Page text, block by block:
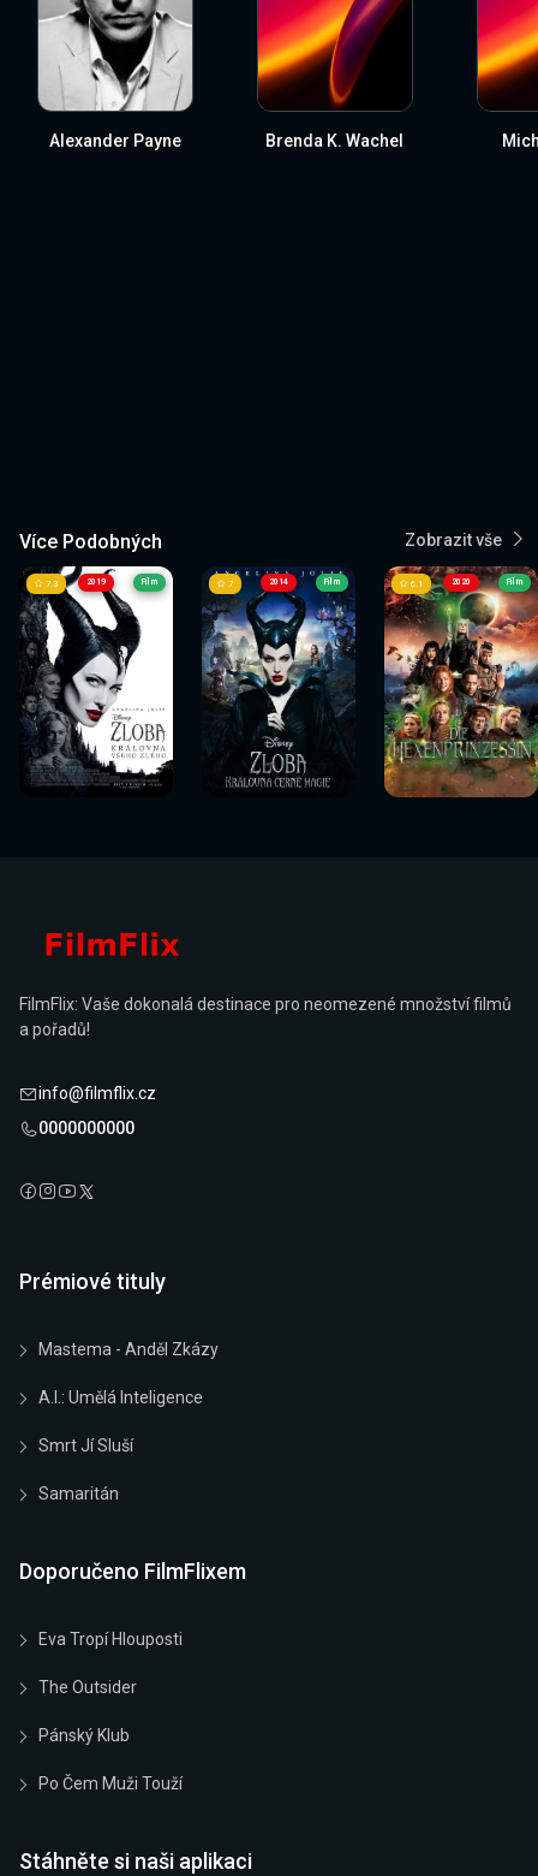
Alexander Payne Brenda K. Wachel
Více Podobných Zobrazit vše
2019
Sledovat
nyní
7.3 Film
Sledovat
nyní
2014
Sledovat
nyní
7 Film
Sledovat
nyní
2020
Sledovat
nyní
6.1 Film
Sledovat
nyní
FilmFlix: Vaše dokonalá destinace pro neomezené množství filmů
a pořadů!
info@filmflix.cz
0000000000
Prémiové tituly
Mastema - Anděl Zkázy
A.I.: Umělá Inteligence
Smrt Jí Sluší
Samaritán
Doporučeno FilmFlixem
Eva Tropí Hlouposti
The Outsider
Pánský Klub
Po Čem Muži Touží
Stáhněte si naši aplikaci